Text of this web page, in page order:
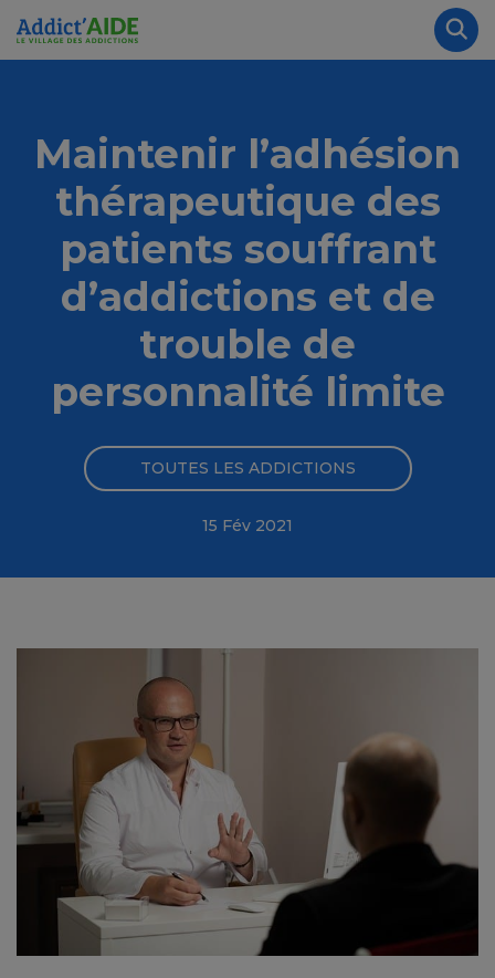
Aller au contenu principal
Maintenir l’adhésion
thérapeutique des
patients souffrant
d’addictions et de
trouble de
personnalité limite
TOUTES LES ADDICTIONS
15 Fév 2021
Panneau de gestion des cookies